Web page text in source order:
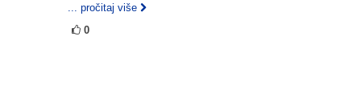
... pročitaj više
0